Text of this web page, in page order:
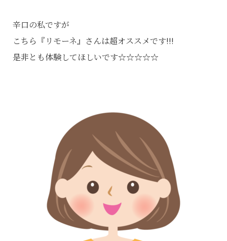
辛口の私ですが
こちら『リモーネ』さんは超オススメです!!!
是非とも体験してほしいです☆☆☆☆☆